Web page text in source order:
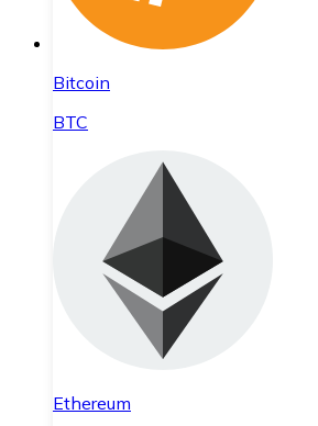
Bitcoin
BTC
Ethereum